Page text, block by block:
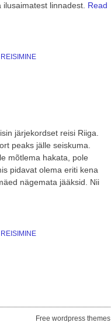
linnadest. Read
REISIMINE
järjekordset reisi Riiga.
peaks jälle seiskuma.
mõtlema hakata, pole
pidavat olema eriti kena
nägemata jääksid. Nii
REISIMINE
Free wordpress themes